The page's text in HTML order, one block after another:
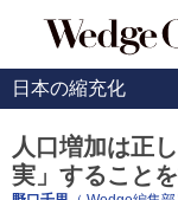
日本の縮充化
人口増加は正
実」すること